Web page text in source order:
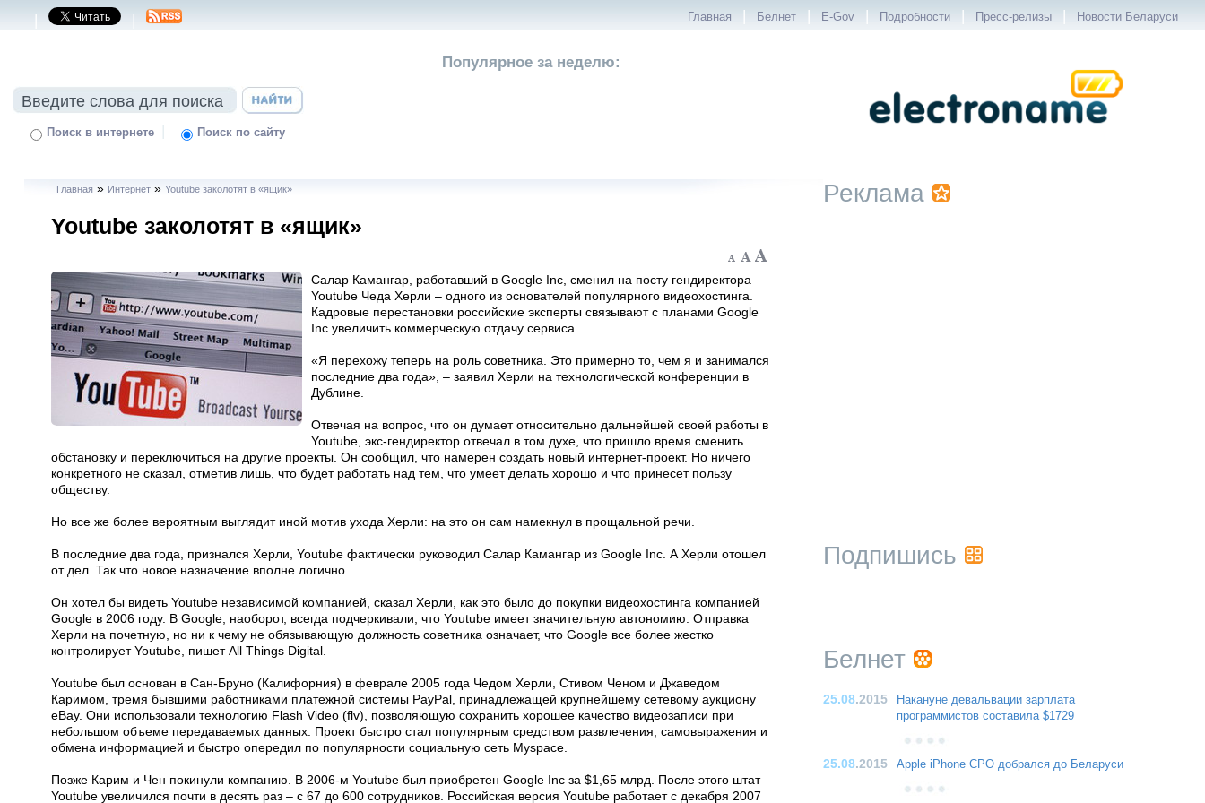
| | Главная | Белнет | E-Gov | Подробности | Пресс-релизы | Новости Беларуси
Поиск в интернете | Поиск по сайту
Популярное за неделю:
Главная » Интернет» Youtube заколотят в «ящик»
Youtube заколотят в «ящик»
Салар Камангар, работавший в Google Inc, сменил на посту гендиректора
Youtube Чеда Херли – одного из основателей популярного видеохостинга.
Кадровые перестановки российские эксперты связывают с планами Google
Inc увеличить коммерческую отдачу сервиса.
«Я перехожу теперь на роль советника. Это примерно то, чем я и занимался
последние два года», – заявил Херли на технологической конференции в
Дублине.
Отвечая на вопрос, что он думает относительно дальнейшей своей работы в
Youtube, экс-гендиректор отвечал в том духе, что пришло время сменить
обстановку и переключиться на другие проекты. Он сообщил, что намерен создать новый интернет-проект. Но ничего
конкретного не сказал, отметив лишь, что будет работать над тем, что умеет делать хорошо и что принесет пользу
обществу.
Но все же более вероятным выглядит иной мотив ухода Херли: на это он сам намекнул в прощальной речи.
В последние два года, признался Херли, Youtube фактически руководил Салар Камангар из Google Inc. А Херли отошел
от дел. Так что новое назначение вполне логично.
Он хотел бы видеть Youtube независимой компанией, сказал Херли, как это было до покупки видеохостинга компанией
Google в 2006 году. В Google, наоборот, всегда подчеркивали, что Youtube имеет значительную автономию. Отправка
Херли на почетную, но ни к чему не обязывающую должность советника означает, что Google все более жестко
контролирует Youtube, пишет All Things Digital.
Youtube был основан в Сан-Бруно (Калифорния) в феврале 2005 года Чедом Херли, Стивом Ченом и Джаведом
Каримом, тремя бывшими работниками платежной системы PayPal, принадлежащей крупнейшему сетевому аукциону
eBay. Они использовали технологию Flash Video (flv), позволяющую сохранить хорошее качество видеозаписи при
небольшом объеме передаваемых данных. Проект быстро стал популярным средством развлечения, самовыражения и
обмена информацией и быстро опередил по популярности социальную сеть Myspace.
Позже Карим и Чен покинули компанию. В 2006-м Youtube был приобретен Google Inc за $1,65 млрд. После этого штат
Youtube увеличился почти в десять раз – с 67 до 600 сотрудников. Российская версия Youtube работает с декабря 2007
Реклама
Подпишись
Белнет
25.08.2015
Накануне девальвации зарплата
программистов составила $1729
25.08.2015 Apple iPhone CPO добрался до Беларуси